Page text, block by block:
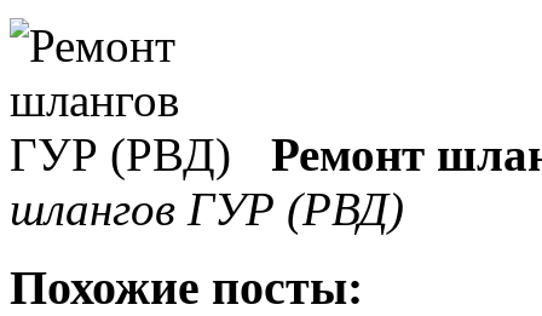
Ремонт
шлангов ГУР (РВД)
Похожие посты: